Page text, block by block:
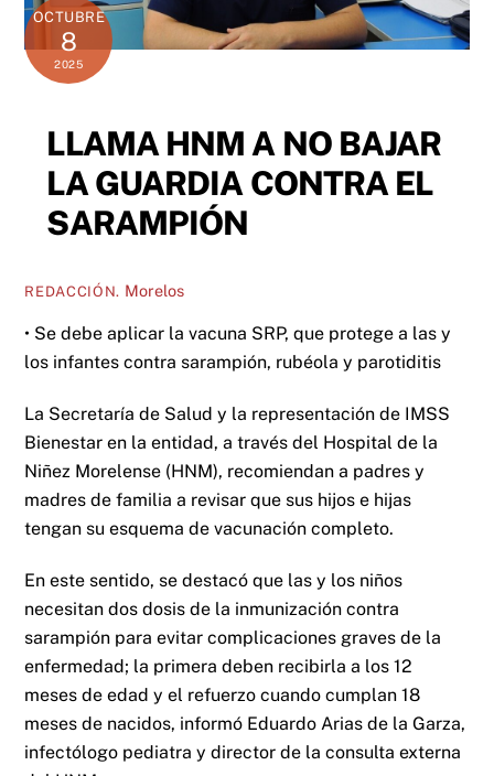
OCTUBRE
8
2025
LLAMA HNM A NO BAJAR
LA GUARDIA CONTRA EL
SARAMPIÓN
REDACCIÓN. Morelos
• Se debe aplicar la vacuna SRP, que protege a las y
los infantes contra sarampión, rubéola y parotiditis
La Secretaría de Salud y la representación de IMSS
Bienestar en la entidad, a través del Hospital de la
Niñez Morelense (HNM), recomiendan a padres y
madres de familia a revisar que sus hijos e hijas
tengan su esquema de vacunación completo.
En este sentido, se destacó que las y los niños
necesitan dos dosis de la inmunización contra
sarampión para evitar complicaciones graves de la
enfermedad; la primera deben recibirla a los 12
meses de edad y el refuerzo cuando cumplan 18
meses de nacidos, informó Eduardo Arias de la Garza,
infectólogo pediatra y director de la consulta externa